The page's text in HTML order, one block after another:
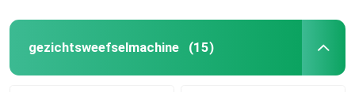
gezichtsweefselmachine (15)